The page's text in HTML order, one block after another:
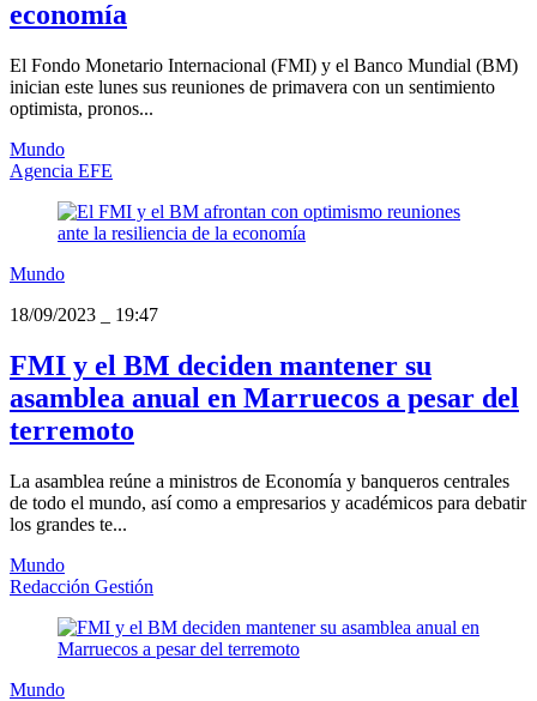
economía
El Fondo Monetario Internacional (FMI) y el Banco Mundial (BM)
inician este lunes sus reuniones de primavera con un sentimiento
optimista, pronos...
Mundo
Agencia EFE
Mundo
18/09/2023
19:47
FMI y el BM deciden mantener su
asamblea anual en Marruecos a pesar del
terremoto
La asamblea reúne a ministros de Economía y banqueros centrales
de todo el mundo, así como a empresarios y académicos para debatir
los grandes te...
Mundo
Redacción Gestión
Mundo